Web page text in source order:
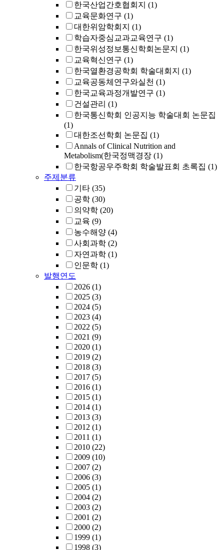
한국산업간호협회지 (1)
교육문화연구 (1)
대한위암학회지 (1)
학습자중심교과교육연구 (1)
한국위성정보통신학회논문지 (1)
교육혁신연구 (1)
한국열환경공학회 학술대회지 (1)
교육공동체연구와실천 (1)
한국교육과정개발연구 (1)
건설관리 (1)
한국통신학회 인공지능 학술대회 논문집
(1)
대한조선학회 논문집 (1)
Annals of Clinical Nutrition and
Metabolism(한국정맥경장 (1)
한국항공우주학회 학술발표회 초록집 (1)
주제분류
기타 (35)
공학 (30)
의약학 (20)
교육 (9)
농수해양 (4)
사회과학 (2)
자연과학 (1)
인문학 (1)
발행연도
2026 (1)
2025 (3)
2024 (5)
2023 (4)
2022 (5)
2021 (9)
2020 (1)
2019 (2)
2018 (3)
2017 (5)
2016 (1)
2015 (1)
2014 (1)
2013 (3)
2012 (1)
2011 (1)
2010 (22)
2009 (10)
2007 (2)
2006 (3)
2005 (1)
2004 (2)
2003 (2)
2001 (2)
2000 (2)
1999 (1)
1998 (3)